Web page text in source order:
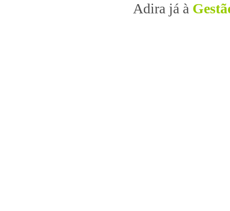
Adira já à